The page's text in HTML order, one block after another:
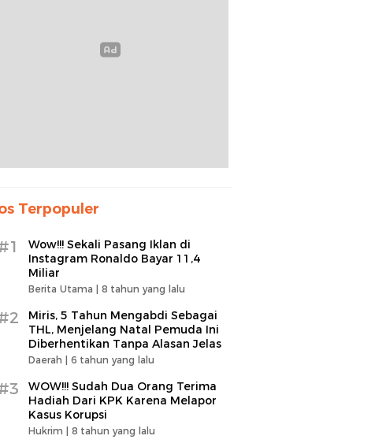
Terpopuler
Wow!!! Sekali Pasang Iklan di
Instagram Ronaldo Bayar 11,4
Miliar
Berita Utama | 8 tahun yang lalu
Miris, 5 Tahun Mengabdi Sebagai
THL, Menjelang Natal Pemuda Ini
Diberhentikan Tanpa Alasan Jelas
Daerah | 6 tahun yang lalu
WOW!!! Sudah Dua Orang Terima
Hadiah Dari KPK Karena Melapor
Kasus Korupsi
Hukrim | 8 tahun yang lalu